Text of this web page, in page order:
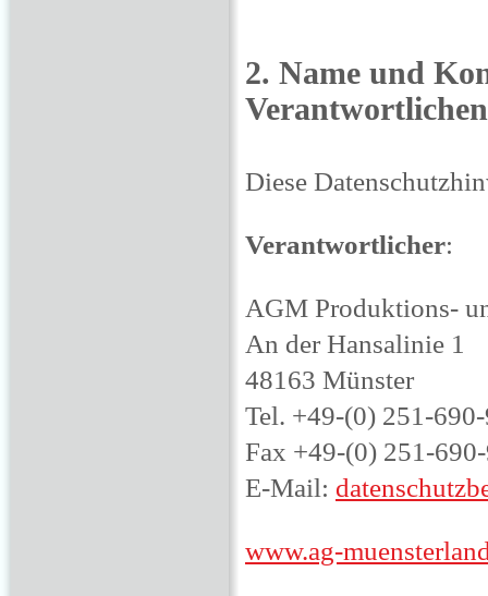
2. Name und
Verantwortlichen
Diese
Verantwortlicher:
AGM Produktions-
An der Hansalinie 1
48163 Münster
Tel. +49-(0) 251-
Fax +49-(0) 251-
E-Mail:
www.ag-